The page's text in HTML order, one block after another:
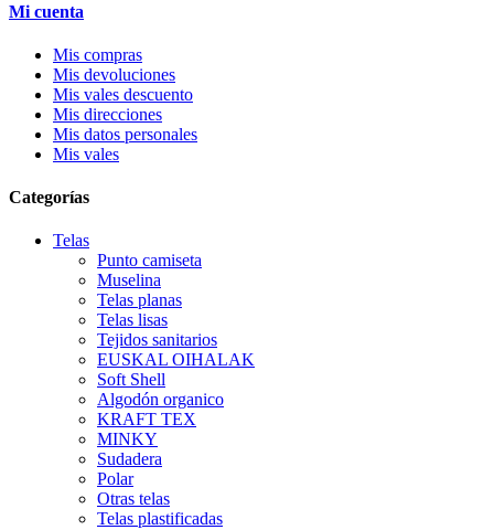
Mi cuenta
Mis compras
Mis devoluciones
Mis vales descuento
Mis direcciones
Mis datos personales
Mis vales
Categorías
Telas
Punto camiseta
Muselina
Telas planas
Telas lisas
Tejidos sanitarios
EUSKAL OIHALAK
Soft Shell
Algodón organico
KRAFT TEX
MINKY
Sudadera
Polar
Otras telas
Telas plastificadas